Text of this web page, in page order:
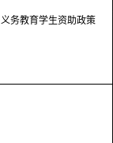
义务教育学生资助政策